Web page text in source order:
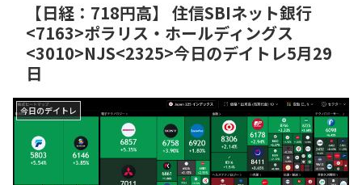
【日経：718円高】 住信SBIネット銀行
<7163>ポラリス・ホールディングス
<3010>NJS<2325>今日のデイトレ5月29
日
今日のデイトレ